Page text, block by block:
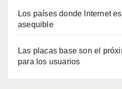
Los países donde Internet
asequible
Las placas base son el
para los usuarios